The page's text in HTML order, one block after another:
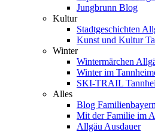
Jungbrunn Blog
Kultur
Stadtgeschichten
Kunst und Kultur
Winter
Wintermärchen
Winter im
SKI-TRAIL
Alles
Blog Familienbayern
Mit der Familie im
Allgäu Ausdauer